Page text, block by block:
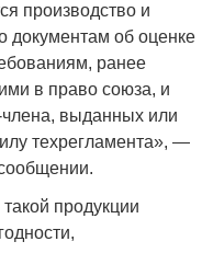
производство и
документам об оценке
ранее
в право союза, и
члена, выданных или
техрегламента», —
продукции